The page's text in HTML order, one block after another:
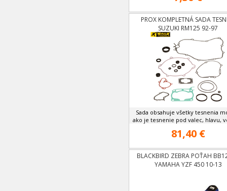
PROX KOMPLETNÁ SADA
SUZUKI RM125 92-97
Sada obsahuje všetky tesnenia
ako je tesnenie pod valec, hlavu,
81,40 €
BLACKBIRD ZEBRA POŤAH
YAMAHA YZF 450 10-13